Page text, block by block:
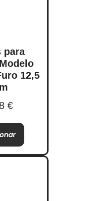
para
12,5
€